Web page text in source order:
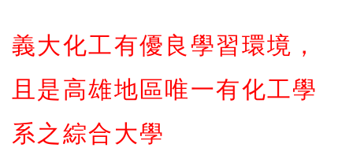
義大化工有優良學習環境，
且是高雄地區唯一有化工學
系之綜合大學